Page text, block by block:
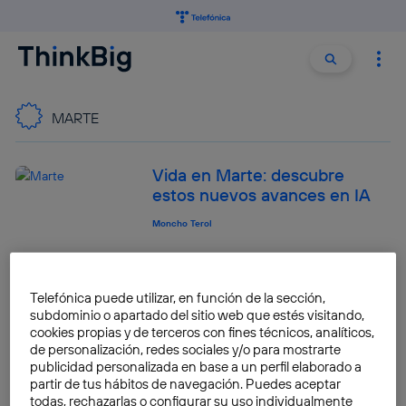
Buscar
MARTE
Vida en Marte: descubre
estos nuevos avances en IA
Moncho Terol
funcionan las comunicaciones
en la conquista espacial
Pablo G. Bejerano
Telefónica puede utilizar, en función de la sección,
subdominio o apartado del sitio web que estés visitando,
cookies propias y de terceros con fines técnicos, analíticos,
de personalización, redes sociales y/o para mostrarte
publicidad personalizada en base a un perfil elaborado a
partir de tus hábitos de navegación. Puedes aceptar
todas, rechazarlas o configurar su uso individualmente